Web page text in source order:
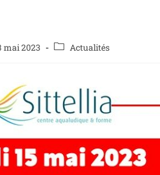
mai 2023 Actualités